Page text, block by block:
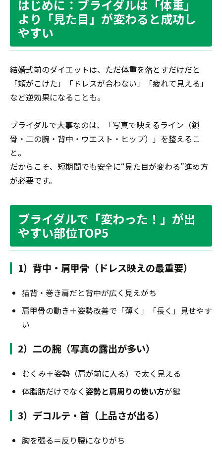
はじめに：ブライダルは「体重」
より「見た目」が変わると成功し
やすい
結婚式前のダイエットは、ただ体重を落とすだけだと
「頬がこけた」「ドレスが合わない」「疲れて見える」
など逆効果になることも。
ブライダルで大事なのは、「写真で映えるライン（鎖
骨・二の腕・背中・ウエスト・ヒップ）」を整えるこ
と。
だからこそ、短期間でも安全に“見た目が変わる”進め方
が必要です。
ブライダルで「変わった！」が出
やすい部位TOP5
1）背中・肩甲骨（ドレス映えの最重要）
猫背・巻き肩だと背中が広く見えがち
肩甲骨の動き＋姿勢改善で「薄く」「長く」見せやす
い
2）二の腕（写真の露出が多い）
むくみ＋姿勢（肩が前に入る）で太く見える
体脂肪だけでなく 姿勢と肩周りの使い方が鍵
3）デコルテ・首（上品さが出る）
胸を張る＝反り腰になりがち